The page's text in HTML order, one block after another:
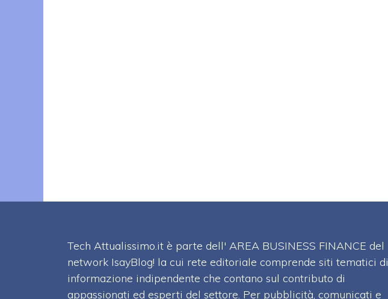
Tech Attualissimo.it è parte dell' AREA BUSINESS FINANCE del
network IsayBlog! la cui rete editoriale comprende siti tematici di
informazione indipendente che contano sul contributo di
appassionati ed esperti del settore. Per pubblicità, comunicati e